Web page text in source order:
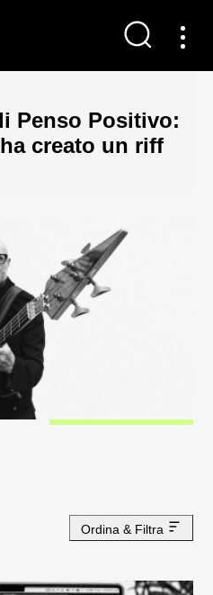
Penso Positivo:
creato un riff
Ordina & Filtra